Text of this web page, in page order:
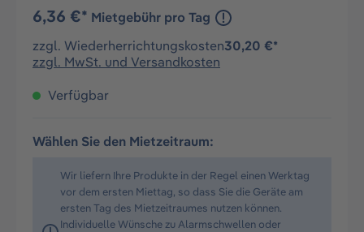
Mietgebühr pro Tag
6,36 €*
zzgl. Wiederherrichtungskosten30,20 €*
zzgl. MwSt. und Versandkosten
Verfügbar
Wählen Sie den Mietzeitraum:
Wir liefern Ihre Produkte in der Regel einen Werktag
vor dem ersten Miettag, so dass Sie die Geräte am
ersten Tag des Mietzeitraumes nutzen können.
Individuelle Wünsche zu Alarmschwellen oder